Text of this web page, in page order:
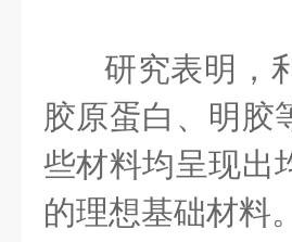
研究表明，
胶原蛋白、明胶
些材料均呈现出
的理想基础材料。